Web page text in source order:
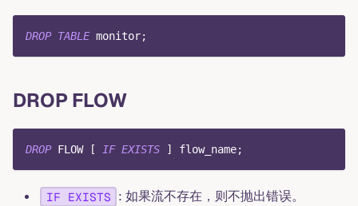
DROP TABLE monitor;
DROP FLOW
DROP FLOW [ IF EXISTS ] flow_name;
IF EXISTS : 如果流不存在，则不抛出错误。